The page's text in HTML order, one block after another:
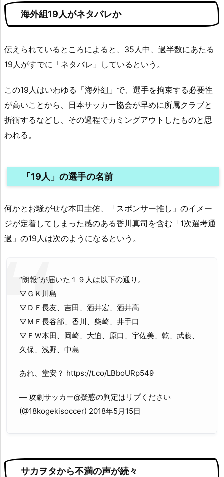
海外組19人がネタバレか
伝えられているところによると、35人中、過半数にあたる
19人がすでに「ネタバレ」しているという。
この19人はいわゆる「海外組」で、選手を拘束する必要性
が高いことから、日本サッカー協会が早めに所属クラブと
折衝するなどし、その過程でカミングアウトしたものと思
われる。
「19人」の選手の名前
何かとお騒がせな本田圭佑、「スポンサー推し」のイメー
ジが定着してしまった感のある香川真司を含む「1次選考通
過」の19人は次のようになるという。
“朗報”が届いた１９人は以下の通り。
▽ＧＫ川島
▽ＤＦ長友、吉田、酒井宏、酒井高
▽ＭＦ長谷部、香川、柴崎、井手口
▽ＦＷ本田、岡崎、大迫、原口、宇佐美、乾、武藤、
久保、浅野、中島
あれ、堂安？ https://t.co/LBboURp549
— 攻劇サッカー@疑惑の判定はリプください
(@18kogekisoccer) 2018年5月15日
サカヲタから不満の声が続々